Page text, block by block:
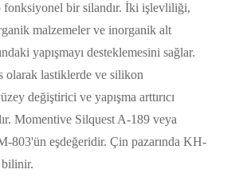
fonksiyonel bir silandır. İki işlevliliği,
malzemeler ve inorganik alt
yapışmayı desteklemesini sağlar.
olarak lastiklerde ve silikon
değiştirici ve yapışma arttırıcı
Momentive Silquest A-189 veya
803'ün eşdeğeridir. Çin pazarında KH-
bilinir.